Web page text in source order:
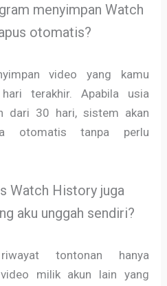
menyimpan Watch
otomatis?
video yang kamu
terakhir. Apabila usia
dari 30 hari, sistem akan
otomatis tanpa perlu
Watch History juga
aku unggah sendiri?
tontonan hanya
milik akun lain yang